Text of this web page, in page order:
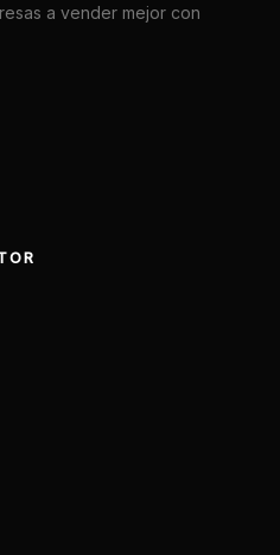
a vender mejor con